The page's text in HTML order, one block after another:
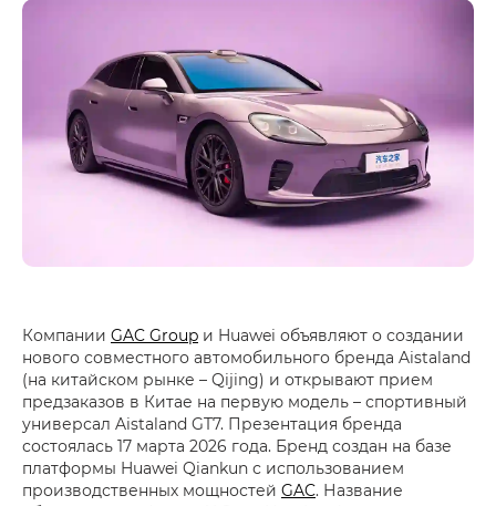
Компании GAC Group и Huawei объявляют о создании
нового совместного автомобильного бренда Aistaland
(на китайском рынке – Qijing) и открывают прием
предзаказов в Китае на первую модель – спортивный
универсал Aistaland GT7. Презентация бренда
состоялась 17 марта 2026 года. Бренд создан на базе
платформы Huawei Qiankun с использованием
производственных мощностей GAC. Название